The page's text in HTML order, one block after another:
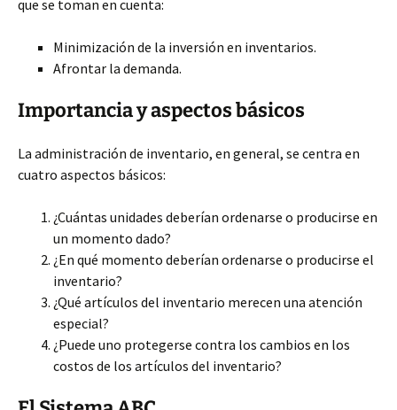
que se toman en cuenta:
Minimización de la inversión en inventarios.
Afrontar la demanda.
Importancia y aspectos básicos
La administración de inventario, en general, se centra en
cuatro aspectos básicos:
¿Cuántas unidades deberían ordenarse o producirse en
un momento dado?
¿En qué momento deberían ordenarse o producirse el
inventario?
¿Qué artículos del inventario merecen una atención
especial?
¿Puede uno protegerse contra los cambios en los
costos de los artículos del inventario?